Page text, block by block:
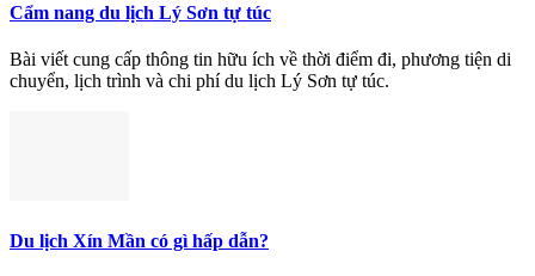
Cẩm nang du lịch Lý Sơn tự túc
Bài viết cung cấp thông tin hữu ích về thời điểm đi, phương tiện di
chuyển, lịch trình và chi phí du lịch Lý Sơn tự túc.
Du lịch Xín Mần có gì hấp dẫn?